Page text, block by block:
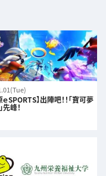
ｅSPORTS】出陣吧！！「寶可夢
峰！